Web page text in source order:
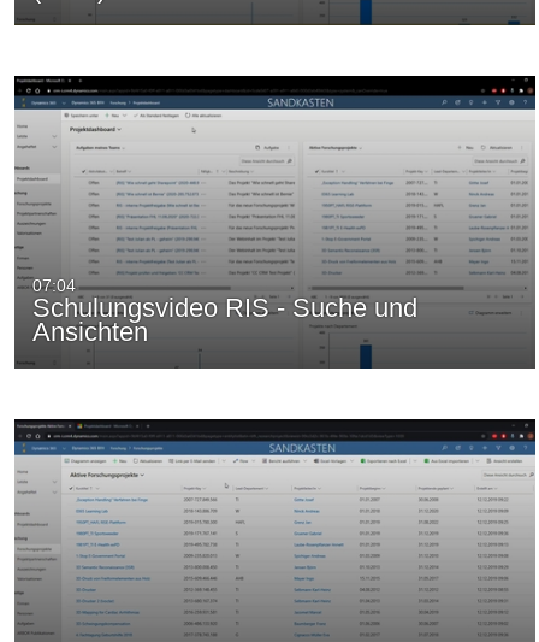
07:04
Schulungsvideo RIS - Suche und
Ansichten